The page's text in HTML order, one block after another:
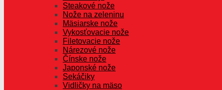
Steakové nože
Nože na zeleninu
Mäsiarske nože
Vykosťovacie nože
Filetovacie nože
Nárezové nože
Čínske nože
Japonské nože
Sekáčiky
Vidličky na mäso